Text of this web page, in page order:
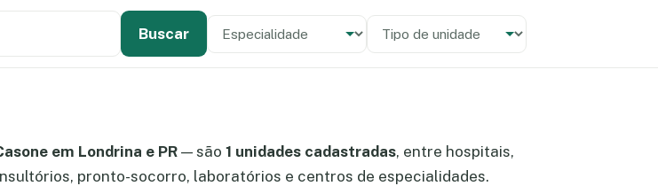
Buscar Especialidade
Tipo de unidade
em Londrina e PR— são 1 unidades cadastradas, entre hospitais,
pronto-socorro, laboratórios e centros de especialidades.